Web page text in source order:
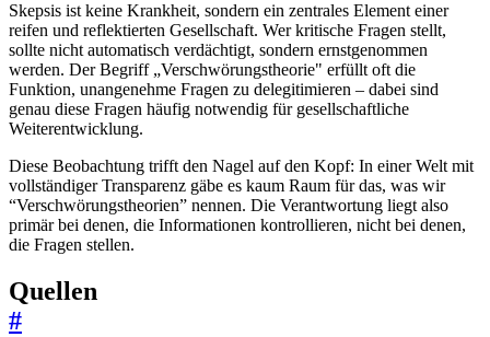
Skepsis ist keine Krankheit, sondern ein zentrales Element einer
reifen und reflektierten Gesellschaft. Wer kritische Fragen stellt,
sollte nicht automatisch verdächtigt, sondern ernstgenommen
werden. Der Begriff „Verschwörungstheorie" erfüllt oft die
Funktion, unangenehme Fragen zu delegitimieren – dabei sind
genau diese Fragen häufig notwendig für gesellschaftliche
Weiterentwicklung.
Diese Beobachtung trifft den Nagel auf den Kopf: In einer Welt mit
vollständiger Transparenz gäbe es kaum Raum für das, was wir
“Verschwörungstheorien” nennen. Die Verantwortung liegt also
primär bei denen, die Informationen kontrollieren, nicht bei denen,
die Fragen stellen.
Quellen
#